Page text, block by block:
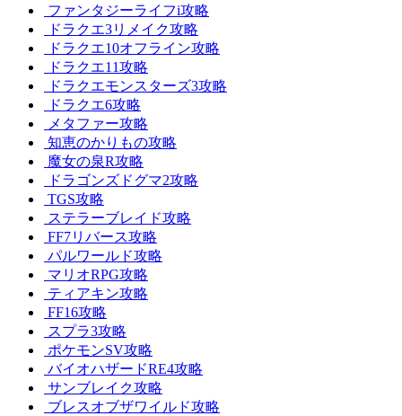
ファンタジーライフi攻略
ドラクエ3リメイク攻略
ドラクエ10オフライン攻略
ドラクエ11攻略
ドラクエモンスターズ3攻略
ドラクエ6攻略
メタファー攻略
知恵のかりもの攻略
魔女の泉R攻略
ドラゴンズドグマ2攻略
TGS攻略
ステラーブレイド攻略
FF7リバース攻略
パルワールド攻略
マリオRPG攻略
ティアキン攻略
FF16攻略
スプラ3攻略
ポケモンSV攻略
バイオハザードRE4攻略
サンブレイク攻略
ブレスオブザワイルド攻略